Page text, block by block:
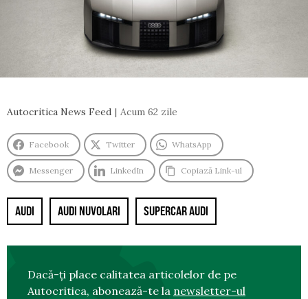
Autocritica News Feed Acum 62 zile
Facebook Twitter WhatsApp
Messenger LinkedIn Copiază Link-ul
AUDI AUDI NUVOLARI SUPERCAR AUDI
Dacă-ți place calitatea articolelor de pe
Autocritica, abonează-te la newsletter-ul